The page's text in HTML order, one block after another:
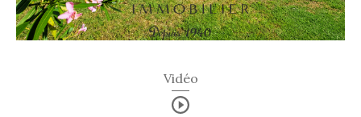
Vidéo